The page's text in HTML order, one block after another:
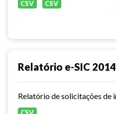
CSV CSV
Relatório e-SIC 2014
CSV